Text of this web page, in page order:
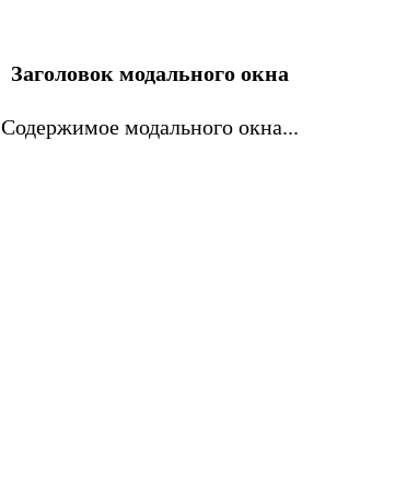
Заголовок модального окна
Содержимое модального окна...